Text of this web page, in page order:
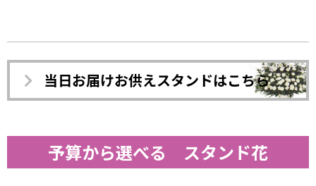
当日お届けお供えスタンドはこちら
予算から選べる スタンド花